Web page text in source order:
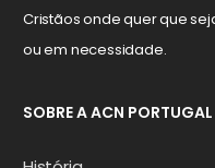
Cristãos onde quer que
ou em necessidade.
SOBRE A ACN PORTUGAL